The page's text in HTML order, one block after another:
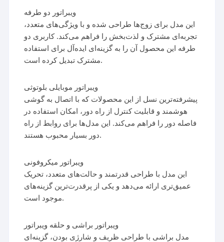
ویبراتور دو طرفه
این مدل برای زوج‌ها طراحی شده و با ویژگی‌های متعدد،
تجربه‌ای مشترک و لذت‌بخش را فراهم می‌کند. کاربری دو
طرفه این محصول آن را به گزینه‌ای ایده‌آل برای استفاده
مشترک تبدیل کرده است.
ویبراتور موبایلی بلوتوثی
پیشرفته‌ترین نسل از این محصولات که با اتصال به گوشی
هوشمند و قابلیت کنترل از راه دور، امکان استفاده در
فاصله دور را فراهم می‌کند. این مدل‌ها برای روابط از راه
دور بسیار محبوب هستند.
ویبراتور میکروفونی
این مدل با طراحی قدرتمند و حالت‌های متعدد، تحریک
عمیق‌تری ارائه می‌دهد و یکی از پرقدرت‌ترین گزینه‌های
موجود است.
ویبراتور براشی و حلقه ویبراتور
مدل براشی با طراحی ظریف و شارژی بودن، گزینه‌ای